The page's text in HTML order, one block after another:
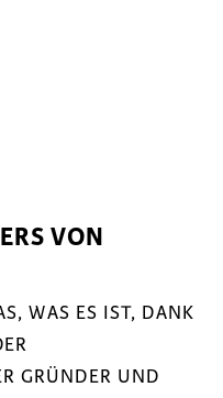
VON
WAS ES IST, DANK
GRÜNDER UND